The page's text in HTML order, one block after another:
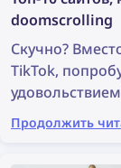
doomscrolling
Скучно?
TikTok,
которые
веселых игр до
Продолжить